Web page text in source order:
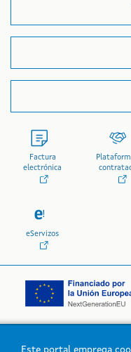
Factura
electrónica
eServizos
Este portal emprega